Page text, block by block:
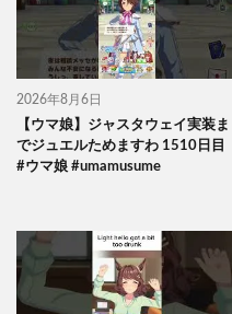
2026年8月6日
【ウマ娘】ジャスタウェイ実装ま
でジュエルためますわ 1510日目
#ウマ娘 #umamusume